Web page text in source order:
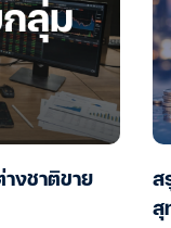
งชาติขาย
ส
สุ